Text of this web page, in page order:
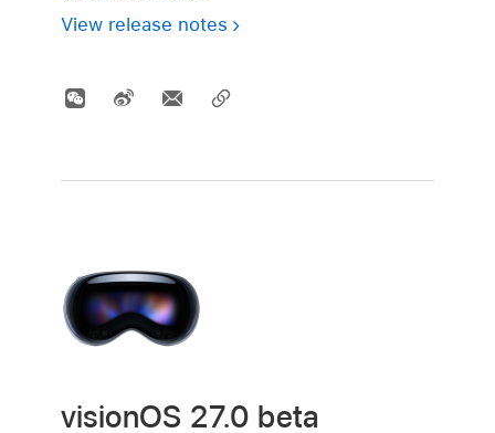
View release notes
visionOS 27.0 beta